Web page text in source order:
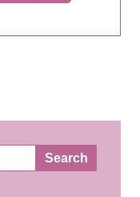
Search